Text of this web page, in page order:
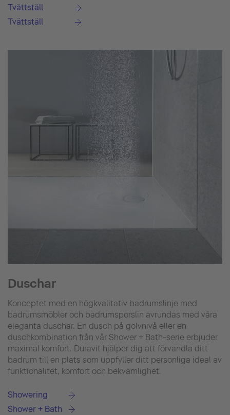
Tvättställ
Tvättställ
Duschar
Konceptet med en högkvalitativ badrumslinje med
badrumsmöbler och badrumsporslin avrundas med våra
eleganta duschar. En dusch på golvnivå eller en
duschkombination från vår Shower + Bath-serie erbjuder
maximal komfort. Duravit hjälper dig att förvandla ditt
badrum till en plats som uppfyller ditt personliga ideal av
funktionalitet, komfort och bekvämlighet.
Showering
Shower + Bath